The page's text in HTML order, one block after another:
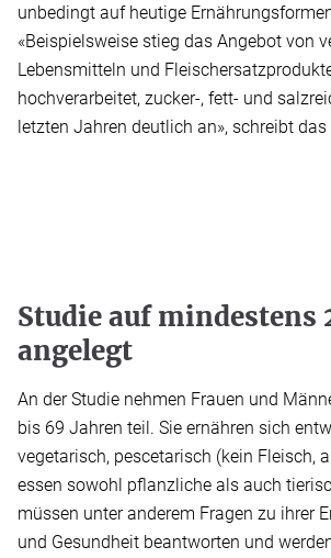
unbedingt auf heutige
«Beispielsweise stieg das Angebot von
Lebensmitteln und
hochverarbeitet, zucker-, fett- und
letzten Jahren deutlich an», schreibt
Studie auf mindestens
angelegt
An der Studie nehmen Frauen und
bis 69 Jahren teil. Sie ernähren sich
vegetarisch, pescetarisch (kein Fleisch,
essen sowohl pflanzliche als auch
müssen unter anderem Fragen zu ihrer
und Gesundheit beantworten und